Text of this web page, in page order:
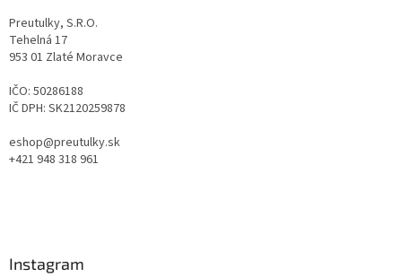
Preutulky, S.R.O.
Tehelná 17
953 01 Zlaté Moravce
IČO: 50286188
IČ DPH: SK2120259878
eshop@preutulky.sk
+421 948 318 961
Instagram